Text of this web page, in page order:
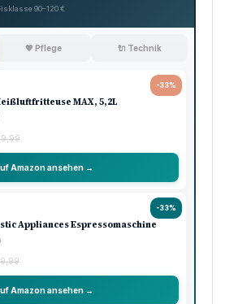
90–120 €
💖 Pflege 🔌 Technik
-33%
MAX, 5,2L
Amazon ansehen →
-33%
Appliances Espressomaschine
Amazon ansehen →